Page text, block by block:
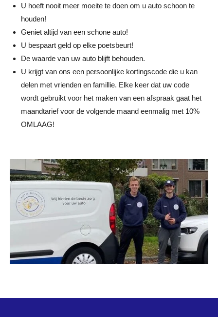
U hoeft nooit meer moeite te doen om u auto schoon te
houden!
Geniet altijd van een schone auto!
U bespaart geld op elke poetsbeurt!
De waarde van uw auto blijft behouden.
U krijgt van ons een persoonlijke kortingscode die u kan
delen met vrienden en famillie. Elke keer dat uw code
wordt gebruikt voor het maken van een afspraak gaat het
maandtarief voor de volgende maand eenmalig met 10%
OMLAAG!